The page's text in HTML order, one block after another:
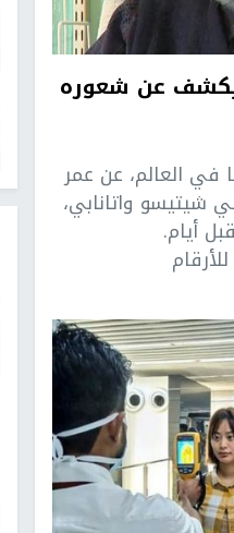
يكشف عن شعوره
في العالم، عن عمر
شيتيسو واتانابي،
عاما، قبل أيام.